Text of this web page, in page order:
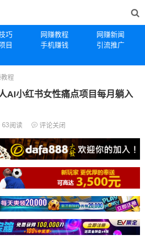
巧 网赚教程
网赚新闻
目 手机赚钱
引流推广
程
AI小红书女性痛点项目每月躺入
63阅读 评论关闭